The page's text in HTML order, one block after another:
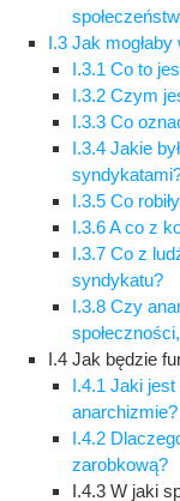
I.3 Jak
I.3.1 Co to
I.3.2 Czym
I.3.3 Co
I.3.4 Jakie
I.3.5 Co
I.3.6 A co z
I.3.7 Co z
syndykatu?
I.3.8 Czy
I.4 Jak będzie
I.4.1 Jaki jest
anarchizmie?
I.4.2
zarobkową?
I.4.3 W jaki